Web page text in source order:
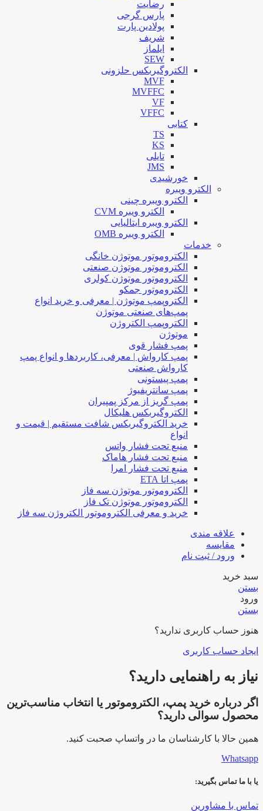
رضایت
پارس گرجی
پولادین پارت
شریف
ایلماز
SEW
الکتروگیربکس حلزونی
MVF
MVFFC
VF
VFFC
کتابی
TS
KS
تایلی
JMS
خورشیدی
الکترو ویبره
الکترو ویبره چینی
الکترو ویبره CVM
الکترو ویبره ایتالیایی
الکترو ویبره OMB
خدمات
الکتروموتور موتوژن خانگی
الکتروموتور موتوژن صنعتی
الکتروموتور موتوژن کولری
الکتروموتور جمکو
الکتروپمپ موتوژن | معرفی و خرید انواع
پمپ‌های صنعتی موتوژن
الکتروپمپ الکتروژن
موتوژن
پمپ فشار قوی
پمپ کارواش | معرفی، کاربردها و انواع پمپ
کارواش صنعتی
پمپ پیستونی
پمپ سانتریفیوژ
پمپ گریز از مرکز پمپیران
الکتروگیربکس هلیکال
خرید الکتروگیربکس شافت مستقیم | قیمت و
انواع
منبع تحت فشار واتس
منبع تحت فشار هاماک
منبع تحت فشار امرا
پمپ اتا ETA
الکتروموتور موتوژن سه فاز
الکتروموتور موتوژن تک فاز
خرید و معرفی الکتروموتور الکتروژن سه فاز
علاقه مندی
مقایسه
ورود / ثبت نام
سبد خرید
بستن
ورود
بستن
هنوز حساب کاربری ندارید؟
ایجاد حساب کاربری
نیاز به راهنمایی دارید؟
اگر درباره خرید پمپ، الکتروموتور یا انتخاب مناسب‌ترین
محصول سوالی دارید؟
همین حالا با کارشناسان ما در واتساپ صحبت کنید.
Whatsapp
یا با ما تماس بگیرید:
تماس با مشاورین